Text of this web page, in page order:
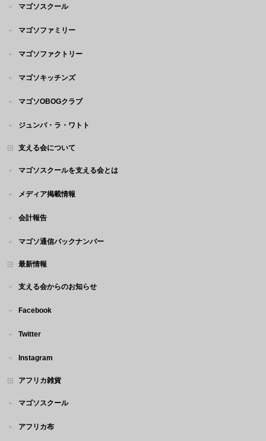
マゴソスクール
マゴソファミリー
マゴソファクトリー
マゴソキッチンズ
マゴソOBOGクラブ
ジュンバ・ラ・ワトト
支える会について
マゴソスクールを支える会とは
メディア掲載情報
会計報告
マゴソ通信バックナンバー
最新情報
支える会からのお知らせ
Facebook
Twitter
Instagram
アフリカ雑貨
マゴソスクール
アフリカ布